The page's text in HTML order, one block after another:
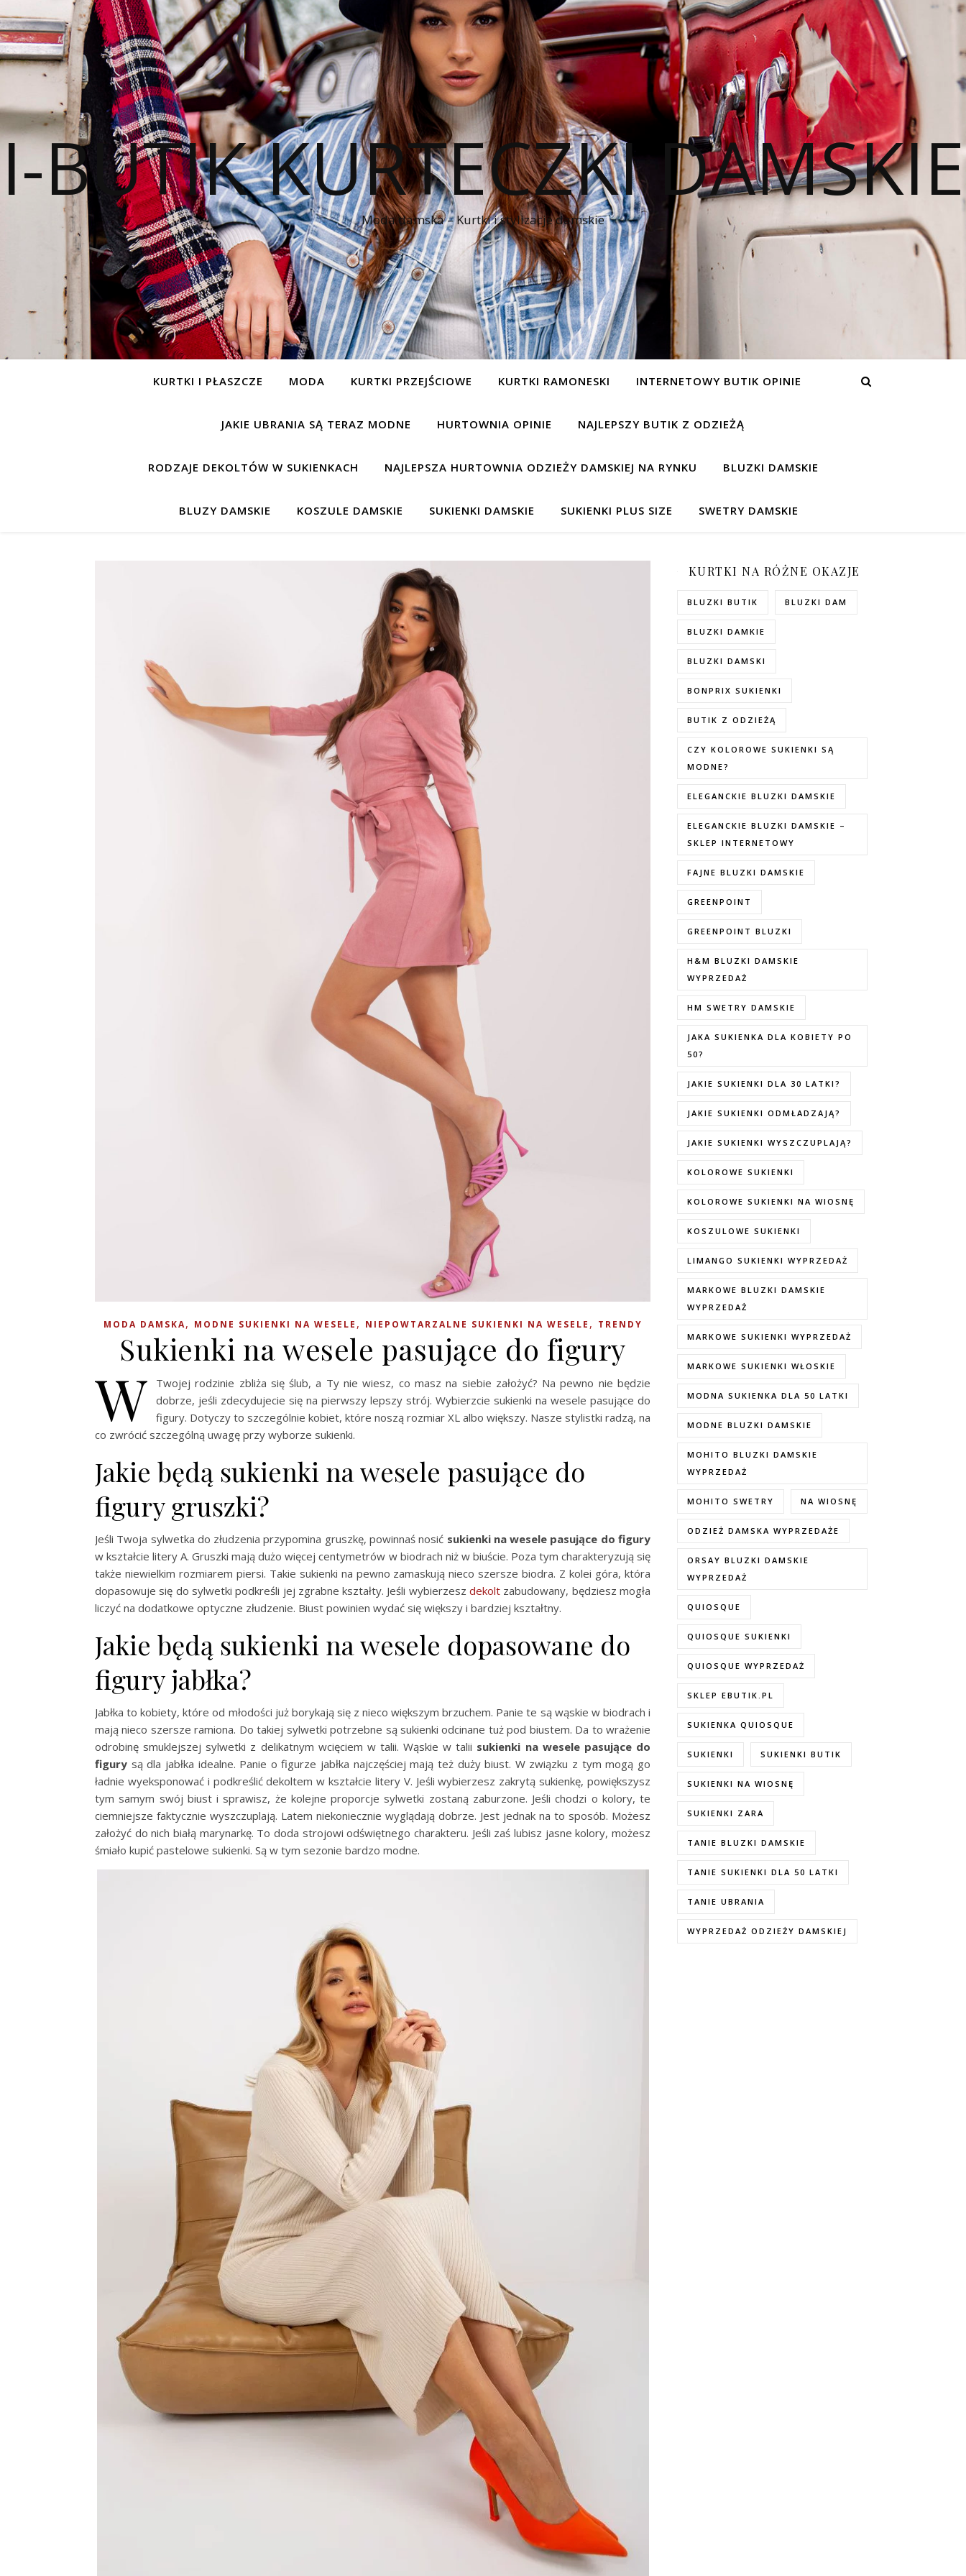
I-BUTIK KURTECZKI DAMSKIE
Moda damska – Kurtki i stylizacje damskie
KURTKI I PŁASZCZE MODA KURTKI PRZEJŚCIOWE KURTKI RAMONESKI INTERNETOWY BUTIK OPINIE
JAKIE UBRANIA SĄ TERAZ MODNE HURTOWNIA OPINIE NAJLEPSZY BUTIK Z ODZIEŻĄ
RODZAJE DEKOLTÓW W SUKIENKACH NAJLEPSZA HURTOWNIA ODZIEŻY DAMSKIEJ NA RYNKU BLUZKI DAMSKIE
BLUZY DAMSKIE KOSZULE DAMSKIE SUKIENKI DAMSKIE SUKIENKI PLUS SIZE SWETRY DAMSKIE
MODA DAMSKA, MODNE SUKIENKI NA WESELE , NIEPOWTARZALNE SUKIENKI NA WESELE , TRENDY
Sukienki na wesele pasujące do figury
W
Twojej rodzinie zbliża się ślub, a Ty nie wiesz, co masz na siebie założyć? Na pewno nie będzie
dobrze, jeśli zdecydujecie się na pierwszy lepszy strój. Wybierzcie sukienki na wesele pasujące do
figury. Dotyczy to szczególnie kobiet, które noszą rozmiar XL albo większy. Nasze stylistki radzą, na
co zwrócić szczególną uwagę przy wyborze sukienki.
Jakie będą sukienki na wesele pasujące do
figury gruszki?
Jeśli Twoja sylwetka do złudzenia przypomina gruszkę, powinnaś nosić sukienki na wesele pasujące do figury
w kształcie litery A. Gruszki mają dużo więcej centymetrów w biodrach niż w biuście. Poza tym charakteryzują się
także niewielkim rozmiarem piersi. Takie sukienki na pewno zamaskują nieco szersze biodra. Z kolei góra, która
dopasowuje się do sylwetki podkreśli jej zgrabne kształty. Jeśli wybierzeszdekolt zabudowany, będziesz mogła
liczyć na dodatkowe optyczne złudzenie. Biust powinien wydać się większy i bardziej kształtny.
Jakie będą sukienki na wesele dopasowane do
figury jabłka?
Jabłka to kobiety, które od młodości już borykają się z nieco większym brzuchem. Panie te są wąskie w biodrach i
mają nieco szersze ramiona. Do takiej sylwetki potrzebne są sukienki odcinane tuż pod biustem. Da to wrażenie
odrobinę smuklejszej sylwetki z delikatnym wcięciem w talii. Wąskie w talii sukienki na wesele pasujące do
figury są dla jabłka idealne. Panie o figurze jabłka najczęściej mają też duży biust. W związku z tym mogą go
ładnie wyeksponować i podkreślić dekoltem w kształcie litery V. Jeśli wybierzesz zakrytą sukienkę, powiększysz
tym samym swój biust i sprawisz, że kolejne proporcje sylwetki zostaną zaburzone. Jeśli chodzi o kolory, te
ciemniejsze faktycznie wyszczuplają. Latem niekoniecznie wyglądają dobrze. Jest jednak na to sposób. Możesz
założyć do nich białą marynarkę. To doda strojowi odświętnego charakteru. Jeśli zaś lubisz jasne kolory, możesz
śmiało kupić pastelowe sukienki. Są w tym sezonie bardzo modne.
KURTKI NA RÓŻNE OKAZJE
BLUZKI BUTIK BLUZKI DAM
BLUZKI DAMKIE
BLUZKI DAMSKI
BONPRIX SUKIENKI
BUTIK Z ODZIEŻĄ
CZY KOLOROWE SUKIENKI SĄ
MODNE?
ELEGANCKIE BLUZKI DAMSKIE
ELEGANCKIE BLUZKI DAMSKIE –
SKLEP INTERNETOWY
FAJNE BLUZKI DAMSKIE
GREENPOINT
GREENPOINT BLUZKI
H&M BLUZKI DAMSKIE
WYPRZEDAŻ
HM SWETRY DAMSKIE
JAKA SUKIENKA DLA KOBIETY PO
50?
JAKIE SUKIENKI DLA 30 LATKI?
JAKIE SUKIENKI ODMŁADZAJĄ?
JAKIE SUKIENKI WYSZCZUPLAJĄ?
KOLOROWE SUKIENKI
KOLOROWE SUKIENKI NA WIOSNĘ
KOSZULOWE SUKIENKI
LIMANGO SUKIENKI WYPRZEDAŻ
MARKOWE BLUZKI DAMSKIE
WYPRZEDAŻ
MARKOWE SUKIENKI WYPRZEDAŻ
MARKOWE SUKIENKI WŁOSKIE
MODNA SUKIENKA DLA 50 LATKI
MODNE BLUZKI DAMSKIE
MOHITO BLUZKI DAMSKIE
WYPRZEDAŻ
MOHITO SWETRY NA WIOSNĘ
ODZIEŻ DAMSKA WYPRZEDAŻE
ORSAY BLUZKI DAMSKIE
WYPRZEDAŻ
QUIOSQUE
QUIOSQUE SUKIENKI
QUIOSQUE WYPRZEDAŻ
SKLEP EBUTIK.PL
SUKIENKA QUIOSQUE
SUKIENKI SUKIENKI BUTIK
SUKIENKI NA WIOSNĘ
SUKIENKI ZARA
TANIE BLUZKI DAMSKIE
TANIE SUKIENKI DLA 50 LATKI
TANIE UBRANIA
WYPRZEDAŻ ODZIEŻY DAMSKIEJ